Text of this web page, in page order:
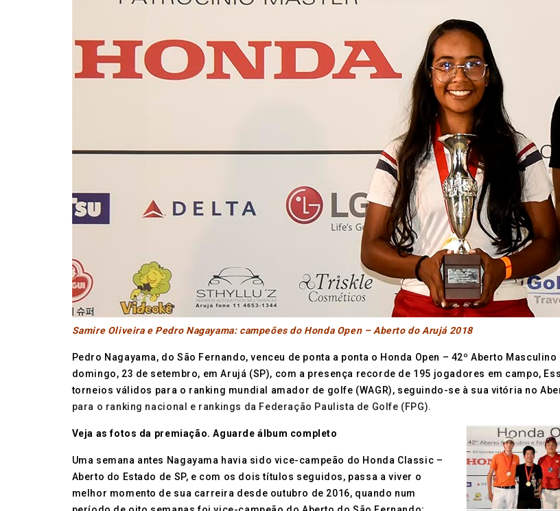
Samire Oliveira e Pedro Nagayama: campeões do Honda Open – Aberto do Arujá 2018
Pedro Nagayama, do São Fernando, venceu de ponta a ponta o Honda Open – 42º Aberto
domingo, 23 de setembro, em Arujá (SP), com a presença recorde de 195 jogadores em campo,
torneios válidos para o ranking mundial amador de golfe (WAGR), seguindo-se à sua vitória no
para o ranking nacional e rankings da Federação Paulista de Golfe (FPG).
Veja as fotos da premiação. Aguarde álbum completo
Uma semana antes Nagayama havia sido vice-campeão do Honda Classic –
Aberto do Estado de SP, e com os dois títulos seguidos, passa a viver o
melhor momento de sua carreira desde outubro de 2016, quando num